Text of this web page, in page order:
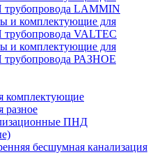
LAMMIN
и комплектующие для
VALTEC
и комплектующие для
РАЗНОЕ
комплектующие
разное
ПНД
бесшумная канализация